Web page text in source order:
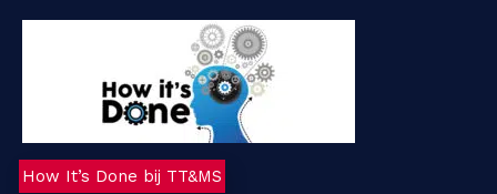
How It’s Done bij TT&MS